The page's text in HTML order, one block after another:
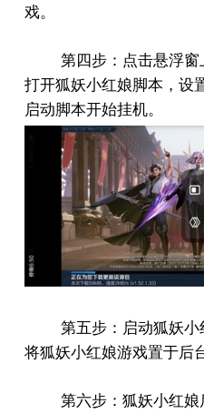
戏。
第四步：点击悬浮
打开狐妖小红娘脚本，设
启动脚本开始挂机。
第五步：启动狐妖
将狐妖小红娘游戏置于后
第六步：狐妖小红